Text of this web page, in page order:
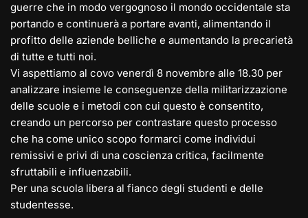
guerre che in modo vergognoso il mondo occidentale sta
portando e continuerà a portare avanti, alimentando il
profitto delle aziende belliche e aumentando la precarietà
di tutte e tutti noi.
Vi aspettiamo al covo venerdì 8 novembre alle 18.30 per
analizzare insieme le conseguenze della militarizzazione
delle scuole e i metodi con cui questo è consentito,
creando un percorso per contrastare questo processo
che ha come unico scopo formarci come individui
remissivi e privi di una coscienza critica, facilmente
sfruttabili e influenzabili.
Per una scuola libera al fianco degli studenti e delle
studentesse.